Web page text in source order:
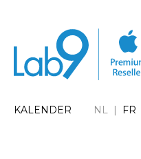
KALENDER NL | FR